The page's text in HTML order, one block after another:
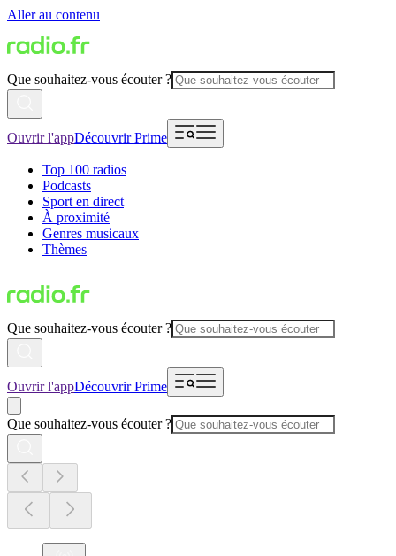
Aller au contenu
Que souhaitez-vous écouter ?
Ouvrir l'appDécouvrir Prime
Top 100 radios
Podcasts
Sport en direct
À proximité
Genres musicaux
Thèmes
Que souhaitez-vous écouter ?
Ouvrir l'appDécouvrir Prime
Que souhaitez-vous écouter ?